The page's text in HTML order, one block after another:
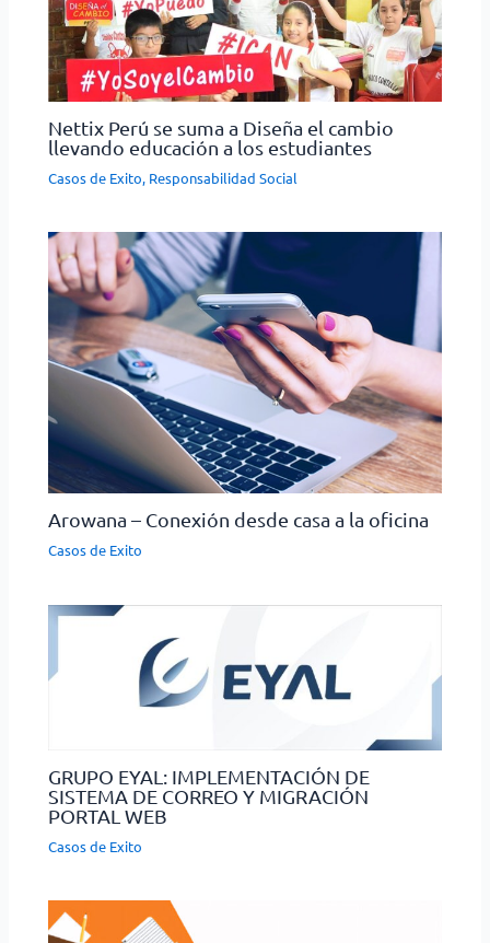
Nettix Perú se suma a Diseña el cambio
llevando educación a los estudiantes
Casos de Exito, Responsabilidad Social
Arowana – Conexión desde casa a la oficina
Casos de Exito
GRUPO EYAL: IMPLEMENTACIÓN DE
SISTEMA DE CORREO Y MIGRACIÓN
PORTAL WEB
Casos de Exito